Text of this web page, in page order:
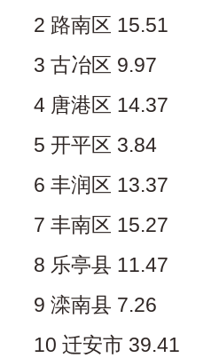
2 路南区 15.51
3 古冶区 9.97
4 唐港区 14.37
5 开平区 3.84
6 丰润区 13.37
7 丰南区 15.27
8 乐亭县 11.47
9 滦南县 7.26
10 迁安市 39.41